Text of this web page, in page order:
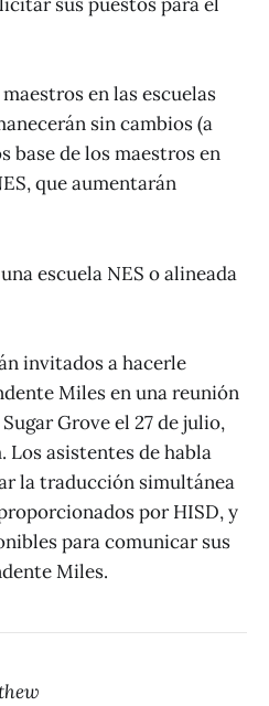
en las escuelas
sin cambios (a
base de los maestros en
que aumentarán
escuela NES o alineada
invitados a hacerle
Miles en una reunión
Grove el 27 de julio,
Los asistentes de habla
la traducción simultánea
por HISD, y
para comunicar sus
Miles.